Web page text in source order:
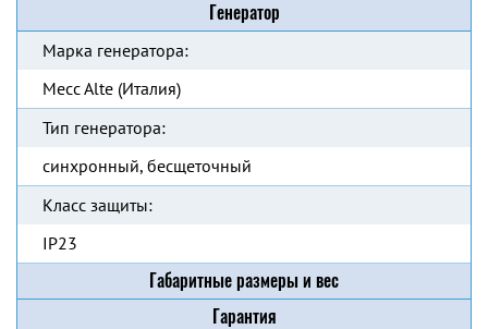
Генератор
Марка генератора:
Mecc Alte (Италия)
Тип генератора:
синхронный, бесщеточный
Класс защиты:
IP23
Габаритные размеры и вес
Гарантия